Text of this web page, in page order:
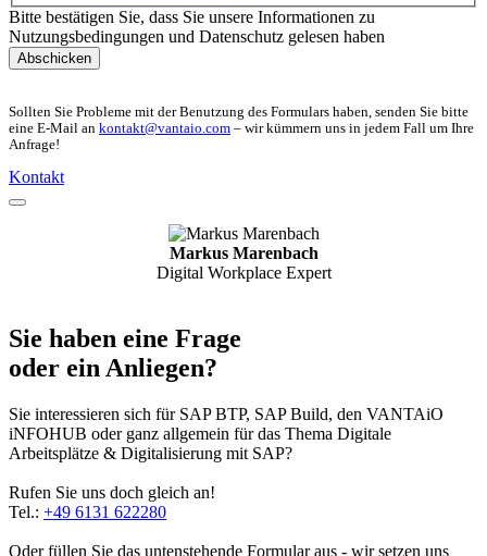
Bitte bestätigen Sie, dass Sie unsere Informationen zu
Nutzungsbedingungen und Datenschutz gelesen haben
Abschicken
Sollten Sie Probleme mit der Benutzung des Formulars haben, senden Sie bitte
eine E-Mail an kontakt@vantaio.com – wir kümmern uns in jedem Fall um Ihre
Anfrage!
Kontakt
Markus Marenbach
Digital Workplace Expert
Sie haben eine Frage
oder ein Anliegen?
Sie interessieren sich für SAP BTP, SAP Build, den VANTAiO
iNFOHUB oder ganz allgemein für das Thema Digitale
Arbeitsplätze & Digitalisierung mit SAP?
Rufen Sie uns doch gleich an!
Tel.: +49 6131 622280
Oder füllen Sie das untenstehende Formular aus - wir setzen uns